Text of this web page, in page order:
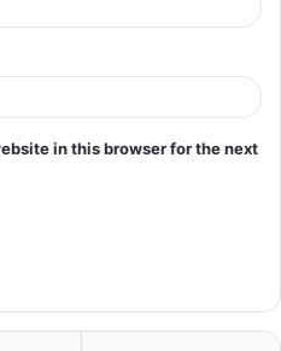
in this browser for the next